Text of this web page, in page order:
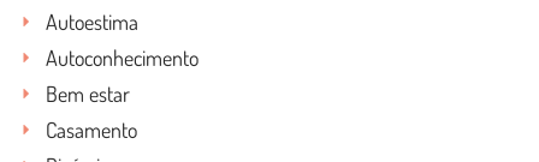
Autoestima
Autoconhecimento
Bem estar
Casamento